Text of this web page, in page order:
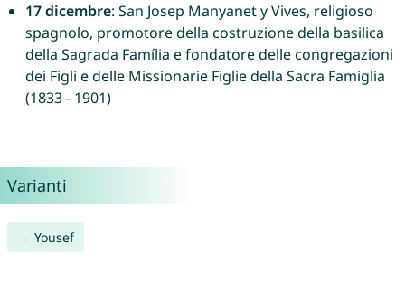
17 dicembre: San Josep Manyanet y Vives, religioso
spagnolo, promotore della costruzione della basilica
della Sagrada Família e fondatore delle congregazioni
dei Figli e delle Missionarie Figlie della Sacra Famiglia
(1833 - 1901)
Varianti
Yousef